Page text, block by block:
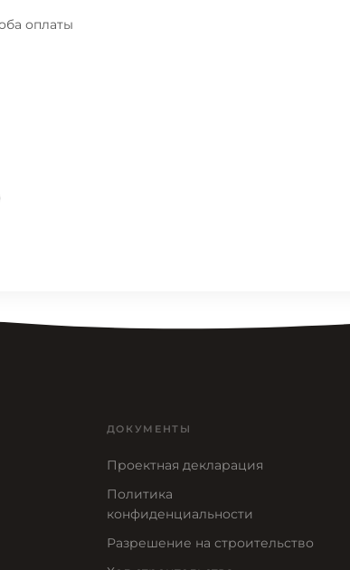
оплаты
ДОКУМЕНТЫ
Проектная декларация
Политика
конфиденциальности
Разрешение на строительство